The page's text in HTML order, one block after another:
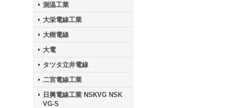
測温工業
大栄電線工業
大樹電線
大電
タツタ立井電線
二宮電線工業
日興電線工業 NSKVG NSK
VG-S